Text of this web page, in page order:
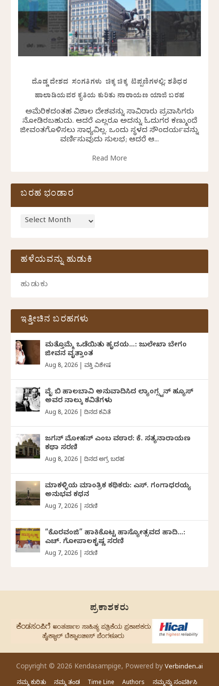
ದೊಡ್ಡ ದೇಶದ ಸಂಗತಿಗಳು ಚಿಕ್ಕ ಚಿಕ್ಕ ಟಿಪ್ಪಣಿಗಳಲ್ಲಿ: ಶಶಿಧರ
ಹಾಲಾಡಿಯವರ ಕೃತಿಯ ಕುರಿತು ನಾರಾಯಣ ಯಾಜಿ ಬರಹ
ಅಮೆರಿಕದಂತಹ ವಿಶಾಲ ದೇಶವನ್ನು ಸಾವಿರಾರು ಪ್ರವಾಸಿಗರು
ನೋಡಿರಬಹುದು. ಆದರೆ ಎಲ್ಲರೂ ಅದನ್ನು ಓದುಗರ ಕಣ್ಮುಂದೆ
ಜೀವಂತಗೊಳಿಸಲು ಸಾಧ್ಯವಿಲ್ಲ. ಒಂದು ಸ್ಥಳದ ಸೌಂದರ್ಯವನ್ನು
ವರ್ಣಿಸುವುದು ಸುಲಭ; ಆದರೆ ಆ...
Read More
ಬರಹ ಭಂಡಾರ
ಹಳೆಯವನ್ನು ಹುಡುಕಿ
ಇತ್ತೀಚಿನ ಬರಹಗಳು
ಮತ್ತೊಮ್ಮೆ ಒಡೆಯಿತು ಹೃದಯ…: ಜುಲೇಖಾ ಬೇಗಂ
ಜೀವನ ವೃತ್ತಾಂತ
Aug 8, 2026 ವ್ಯಕ್ತಿ ವಿಶೇಷ
ವೈ ಬಿ ಹಾಲಬಾವಿ ಅನುವಾದಿಸಿದ ಲ್ಯಾಂಗ್ಸ್ಟನ್ ಹ್ಯೂಸ್
ಅವರ ನಾಲ್ಕು ಕವಿತೆಗಳು
Aug 8, 2026 |ದಿನದ ಕವಿತೆ
ಜಗನ್‌ ಮೋಹನ್‌ ಎಂಬ ವಠಾರ: ಕೆ. ಸತ್ಯನಾರಾಯಣ
ಕಥಾ ಸರಣಿ
Aug 8, 2026 |ದಿನದ ಅಗ್ರ ಬರಹ
ಮಾಕಳ್ಳಿಯ ಮಾಂತ್ರಿಕ ಕಥಿಕರು: ಎಸ್. ಗಂಗಾಧರಯ್ಯ
ಅನುಭವ ಕಥನ
Aug 7, 2026 ಸರಣಿ
“ಕೊರವಂಜಿ” ಹಾಕಿಕೊಟ್ಟ ಹಾಸ್ಯೋತ್ಸವದ ಹಾದಿ…:
ಎಚ್. ಗೋಪಾಲಕೃಷ್ಣ ಸರಣಿ
Aug 7, 2026 ಸರಣಿ
ಪ್ರಕಾಶಕರು
Copyright © 2026 Kendasampige, Powered by Verbinden.ai
ನಮ್ಮ ಕುರಿತು ನಮ್ಮ ತಂಡ Time Line Authors ನಮ್ಮನ್ನು ಸಂಪರ್ಕಿಸಿ